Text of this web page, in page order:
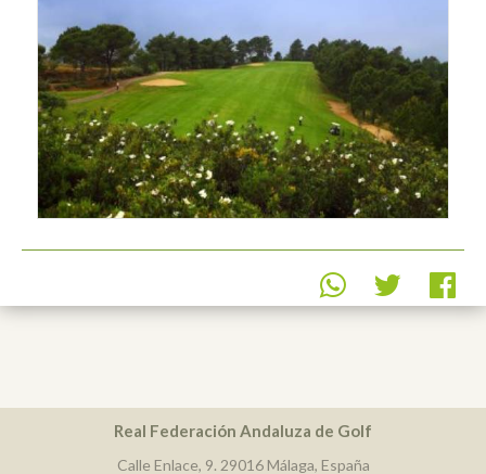
Real Federación Andaluza de Golf
Calle Enlace, 9. 29016 Málaga, España